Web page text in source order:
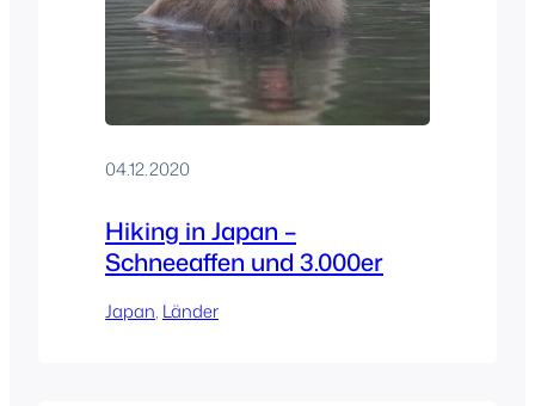
04.12.2020
Hiking in Japan –
Schneeaffen und 3.000er
Japan, Länder